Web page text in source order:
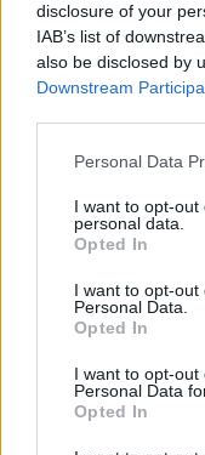
disclosure of your
IAB’s list of
also be disclosed by
Downstream
Personal Data
I want to opt-
personal data.
Opted In
I want to opt-out
Personal Data.
Opted In
I want to opt-
Personal Data
Opted In
Clínica OC Dental
Ver más